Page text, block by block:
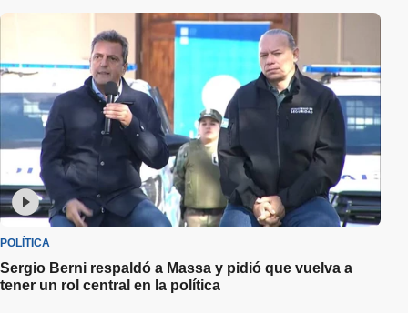
POLÍTICA
Sergio Berni respaldó a Massa y pidió que vuelva a
tener un rol central en la política